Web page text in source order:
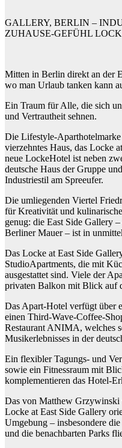
GALLERY, BERLIN –
ZUHAUSE-GEFÜHL
Mitten in Berlin direkt an der
wo man Urlaub tanken kann
Ein Traum für Alle, die sich
und Vertrautheit sehnen.
Die Lifestyle-
vierzehntes Haus, das Locke
neue LockeHotel ist neben
deutsche Haus der Gruppe
Industriestil am Spreeufer.
Die umliegenden Viertel
für Kreativität und
genug: die East Side Gallery
Berliner Mauer – ist in
Das Locke at East Side
StudioApartments, die mit
ausgestattet sind. Viele der
privaten Balkon mit Blick auf
Das Apart-Hotel verfügt über
einen Third-Wave-Coffee-
Restaurant ANIMA, welches
Musikerlebnisses in der
Ein flexibler Tagungs- und
sowie ein Fitnessraum mit
komplementieren das Hotel-
Das von Matthew
Locke at East Side Gallery
Umgebung – insbesondere
und die benachbarten Parks